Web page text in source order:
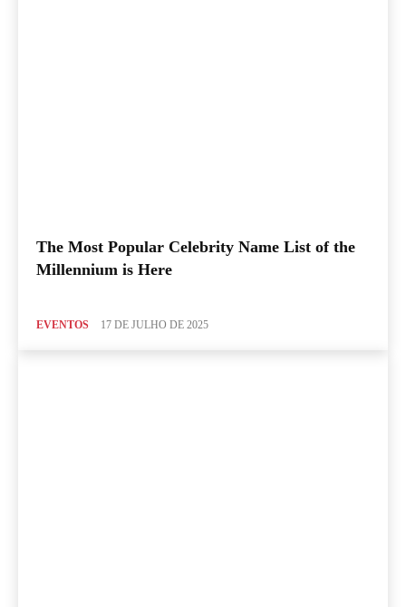
The Most Popular Celebrity Name List of the
Millennium is Here
EVENTOS 17 DE JULHO DE 2025